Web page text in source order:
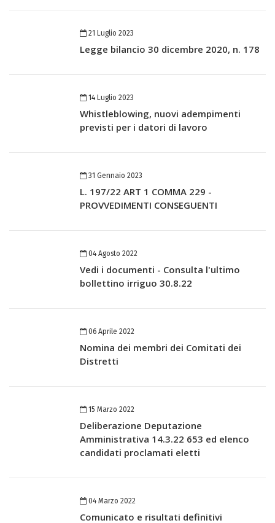
21 Luglio 2023
Legge bilancio 30 dicembre 2020, n. 178
14 Luglio 2023
Whistleblowing, nuovi adempimenti
previsti per i datori di lavoro
31 Gennaio 2023
L. 197/22 ART 1 COMMA 229 -
PROVVEDIMENTI CONSEGUENTI
04 Agosto 2022
Vedi i documenti - Consulta l'ultimo
bollettino irriguo 30.8.22
06 Aprile 2022
Nomina dei membri dei Comitati dei
Distretti
15 Marzo 2022
Deliberazione Deputazione
Amministrativa 14.3.22 653 ed elenco
candidati proclamati eletti
04 Marzo 2022
Comunicato e risultati definitivi